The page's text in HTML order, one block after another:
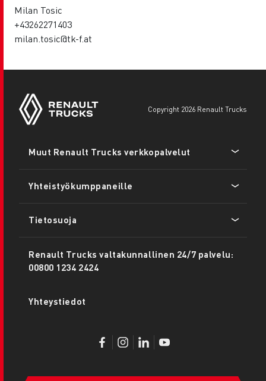
Milan Tosic
+43262271403
milan.tosic@tk-f.at
copyright 2026 Renault Trucks
menu
Muut Renault Trucks verkkopalvelut
Yhteistyökumppaneille
Tietosuoja
Renault Trucks valtakunnallinen 24/7 palvelu:
00800 1234 2424
Yhteystiedot